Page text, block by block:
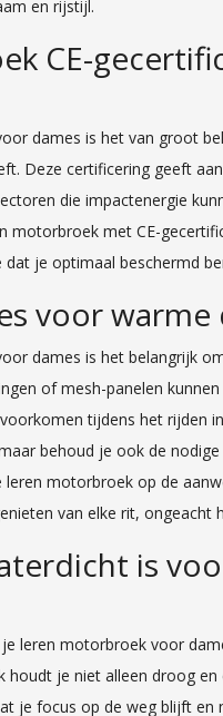
en rijstijl.
CE-
dames is het van groot
Deze certificering geeft
die impactenergie
motorbroek met CE-
je optimaal beschermd
voor warme
dames is het belangrijk
of mesh-panelen
tijdens het rijden
behoud je ook de
motorbroek op de
van elke rit, ongeacht
is
leren motorbroek voor
houdt je niet alleen droog
je focus op de weg blijft